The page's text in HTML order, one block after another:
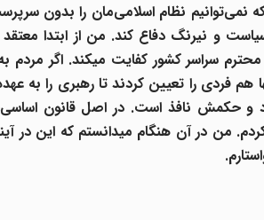
نمی‌توانیم نظام اسلامیمان را بدون
و نیرنگ دفاع کند. من از ابتدا
سراسر کشور کفایت میکند. اگر مردم
هم فردی را تعیین کردند تا رهبری را به
حکمش نافذ است. در اصل قانون
من در آن هنگام میدانستم که این در